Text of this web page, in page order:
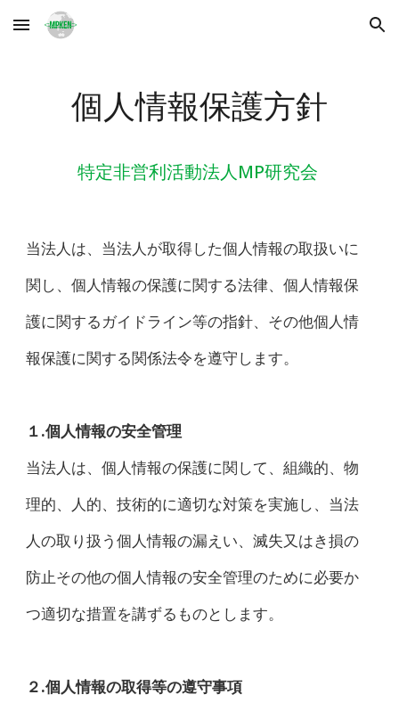
Skip to main content Skip to navigation
個人情報保護方針
特定非営利活動法人MP研究会
当法人は、当法人が取得した個人情報の取扱いに
関し、個人情報の保護に関する法律、個人情報保
護に関するガイドライン等の指針、その他個人情
報保護に関する関係法令を遵守します。
１.個人情報の安全管理
当法人は、個人情報の保護に関して、組織的、物
理的、人的、技術的に適切な対策を実施し、当法
人の取り扱う個人情報の漏えい、滅失又はき損の
防止その他の個人情報の安全管理のために必要か
つ適切な措置を講ずるものとします。
２.個人情報の取得等の遵守事項